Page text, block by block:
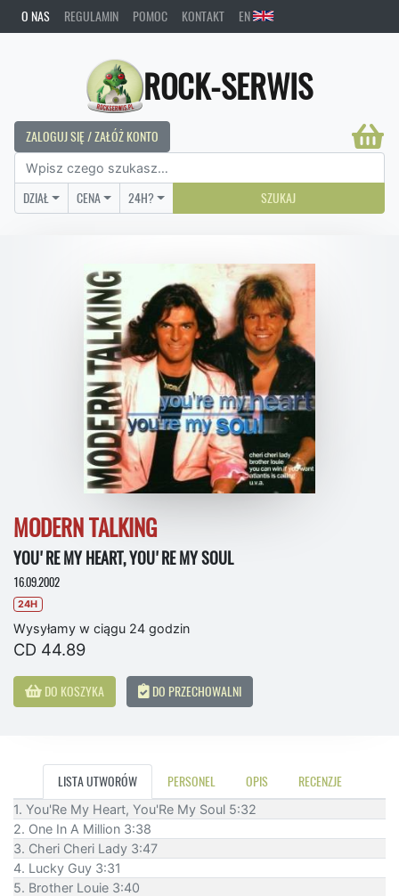
O NAS REGULAMIN POMOC KONTAKT EN
ROCK-SERWIS
ZALOGUJ SIĘ / ZAŁÓŻ KONTO
DZIAŁ CENA 24H? SZUKAJ
MODERN TALKING
YOU'RE MY HEART, YOU'RE MY SOUL
16.09.2002
24H
Wysyłamy w ciągu 24 godzin
CD 44.89
DO KOSZYKA DO PRZECHOWALNI
LISTA UTWORÓW PERSONEL OPIS RECENZJE
1. You'Re My Heart, You'Re My Soul 5:32
2. One In A Million 3:38
3. Cheri Cheri Lady 3:47
4. Lucky Guy 3:31
5. Brother Louie 3:40